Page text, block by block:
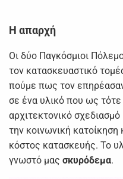
Η απαρχή
Οι δύο Παγκόσμιοι
τον κατασκευαστικό
πούμε πως τον
σε ένα υλικό που ως
αρχιτεκτονικό
την κοινωνική
κόστος κατασκευής. Το
γνωστό μας σκυρόδεμα.